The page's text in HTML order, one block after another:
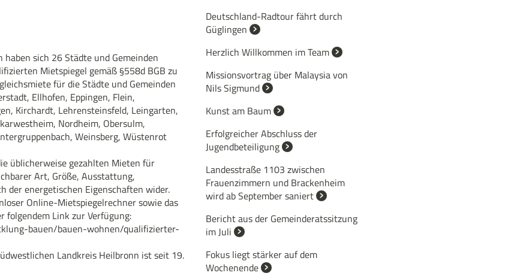
sich 26 Städte und Gemeinden
Mietspiegel gemäß §558d BGB zu
für die Städte und Gemeinden
Ellhofen, Eppingen, Flein,
Kirchardt, Lehrensteinsfeld, Leingarten,
Nordheim, Obersulm,
Weinsberg, Wüstenrot
üblicherweise gezahlten Mieten für
Art, Größe, Ausstattung,
der energetischen Eigenschaften wider.
Online-Mietspiegelrechner sowie das
folgendem Link zur Verfügung:
bauen/bauen-wohnen/qualifizierter-
Landkreis Heilbronn ist seit 19.
Deutschland-Radtour fährt durch
Güglingen
Herzlich Willkommen im Team
Missionsvortrag über Malaysia von
Nils Sigmund
Kunst am Baum
Erfolgreicher Abschluss der
Jugendbeteiligung
Landesstraße 1103 zwischen
Frauenzimmern und Brackenheim
wird ab September saniert
Bericht aus der Gemeinderatssitzung
im Juli
Fokus liegt stärker auf dem
Wochenende